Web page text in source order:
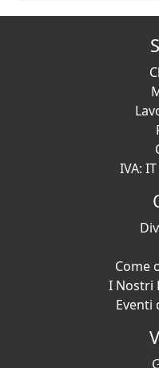
IVA:
Come
I Nostri
Eventi